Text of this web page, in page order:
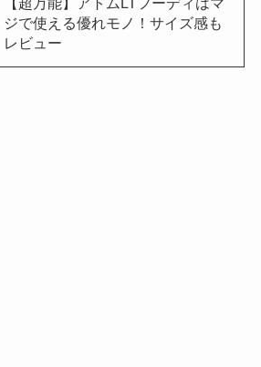
ジで使える優れモノ！サイズ感も
レビュー